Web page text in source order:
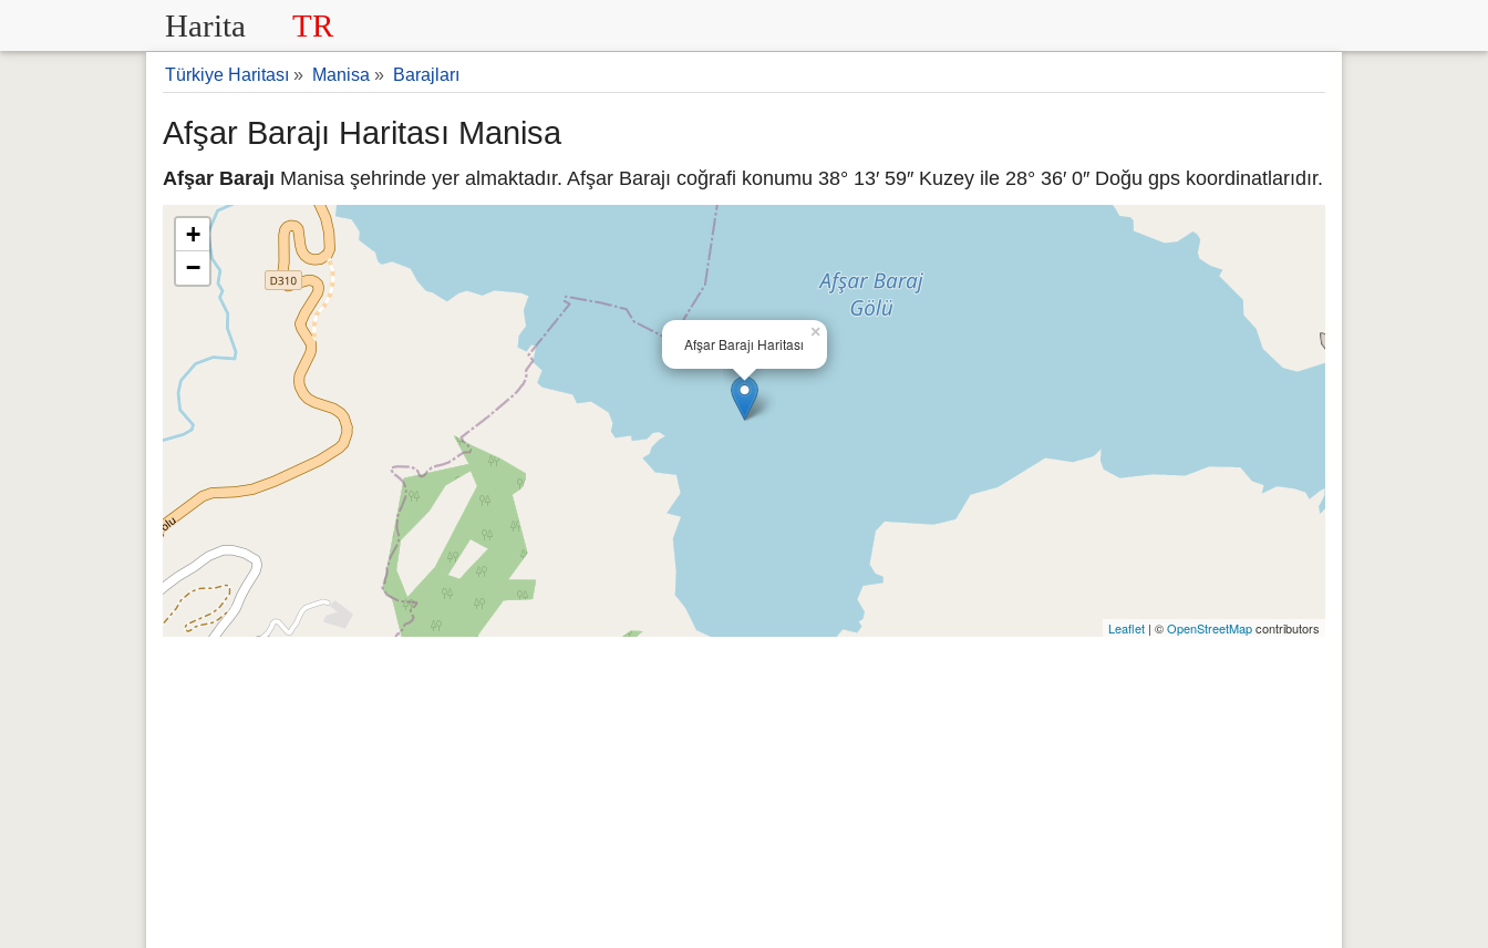
Harita TR
Türkiye Haritası » Manisa » Barajları
Afşar Barajı Haritası Manisa
Afşar Barajı Manisa şehrinde yer almaktadır. Afşar Barajı coğrafi konumu 38° 13′ 59″ Kuzey ile 28° 36′ 0″ Doğu gps koordinatlarıdır.
Afşar Barajı Haritası
×
+
−
Leaflet | ©OpenStreetMapcontributors